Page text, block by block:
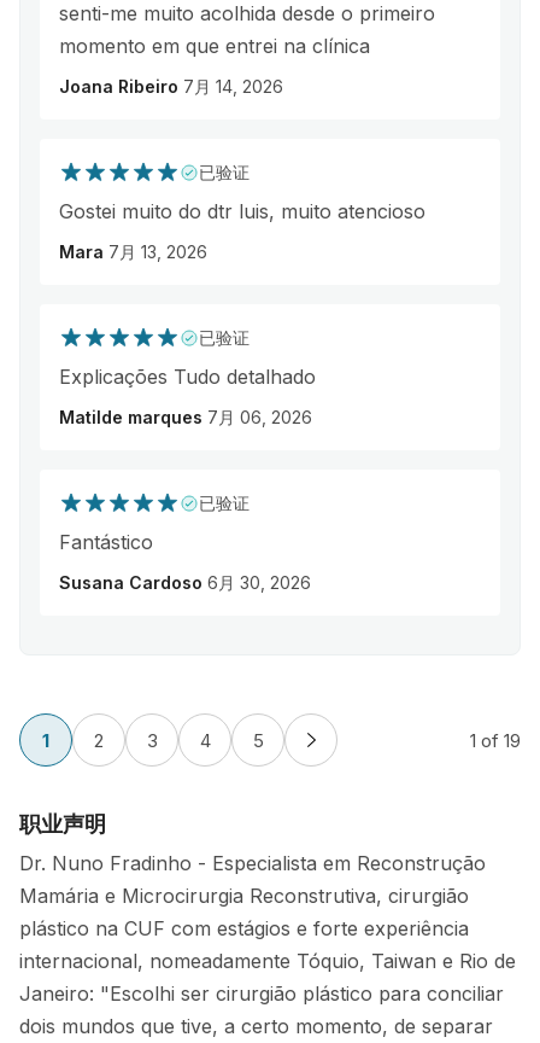
senti-me muito acolhida desde o primeiro
momento em que entrei na clínica
Joana Ribeiro 7月 14, 2026
已验证
Gostei muito do dtr luis, muito atencioso
Mara 7月 13, 2026
已验证
Explicações Tudo detalhado
Matilde marques 7月 06, 2026
已验证
Fantástico
Susana Cardoso 6月 30, 2026
1 2 3 4 5 1 of 19
职业声明
Dr. Nuno Fradinho - Especialista em Reconstrução
Mamária e Microcirurgia Reconstrutiva, cirurgião
plástico na CUF com estágios e forte experiência
internacional, nomeadamente Tóquio, Taiwan e Rio de
Janeiro: "Escolhi ser cirurgião plástico para conciliar
dois mundos que tive, a certo momento, de separar